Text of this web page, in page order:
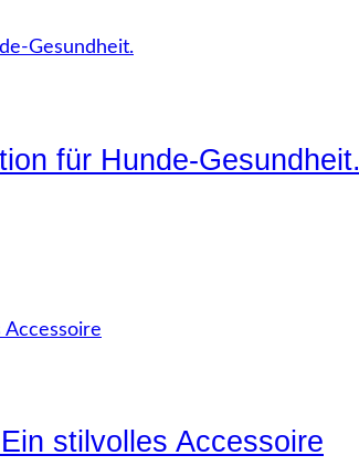
für Hunde-Gesundheit.
stilvolles Accessoire